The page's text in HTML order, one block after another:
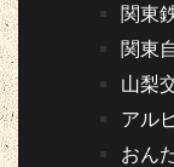
関東
関東
山梨
アル
おん